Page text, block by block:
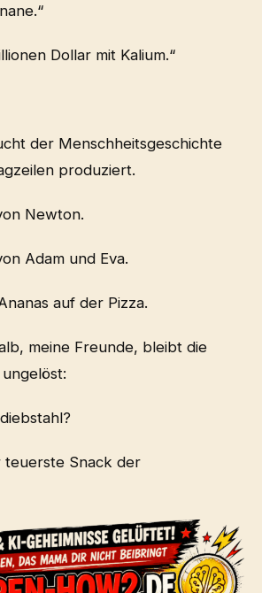
Dollar mit Kalium.“
der Menschheitsgeschichte
produziert.
Newton.
Adam und Eva.
auf der Pizza.
meine Freunde, bleibt die
teuerste Snack der